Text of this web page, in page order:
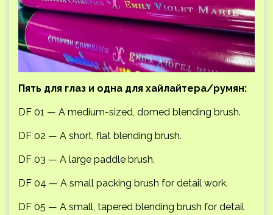
Пять для глаз и одна для хайлайтера/румян:
DF 01 — A medium-sized, domed blending brush.
DF 02 — A short, flat blending brush.
DF 03 — A large paddle brush.
DF 04 — A small packing brush for detail work.
DF 05 — A small, tapered blending brush for detail